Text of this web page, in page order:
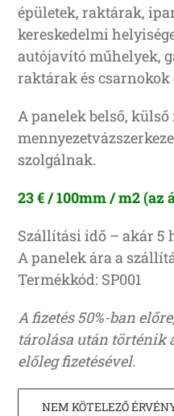
épületek, raktárak,
kereskedelmi
autójavító műhelyek,
raktárak és csarnokok
A panelek belső, külső
szolgálnak.
23 € / 100mm/ m2(az
Szállítási idő – akár 5
A panelek ára a
Termékkód: SP001
A fizetés 50%-ban
tárolása után történik
előleg fizetésével.
NEM KÖTELEZŐ